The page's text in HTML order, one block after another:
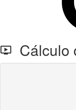
Cálculo